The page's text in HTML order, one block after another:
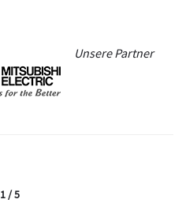
Unsere Partner
1 / 5